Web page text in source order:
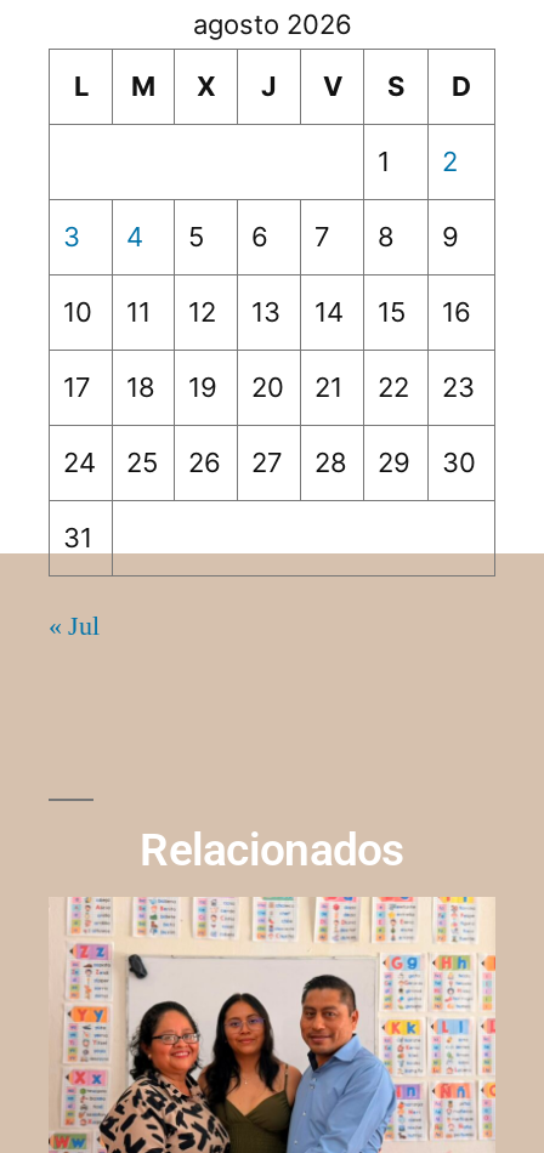
agosto 2026
L
M X J V S D
1 2
3 4 5 6 7 8 9
10 11 12 13 14 15 16
17 18 19 20 21 22 23
24 25 26 27 28 29 30
31
« Jul
Relacionados